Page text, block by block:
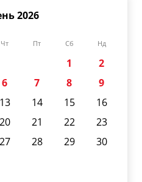
2026
Чт Пт Сб Нд
1
2
6 7 8
9
13 14 15
16
20 21 22
23
27 28 29
30